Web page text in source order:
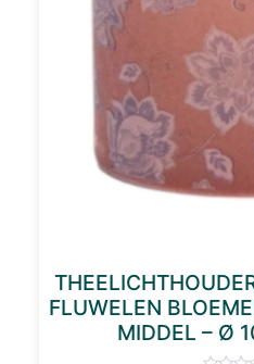
FLUWELEN
MIDDEL – Ø